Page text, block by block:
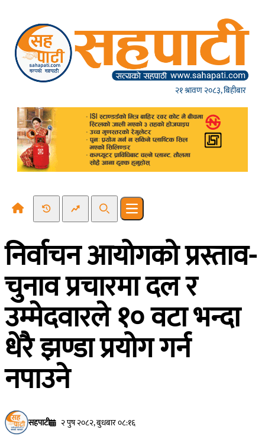
२१ श्रावण २०८३, बिहीबार
Recent NewsTrending News
SearchOpen main menu
निर्वाचन आयोगको प्रस्ताव-
चुनाव प्रचारमा दल र
उम्मेदवारले १० वटा भन्दा
धेरै झण्डा प्रयोग गर्न
नपाउने
सहपाटी २ पुष २०८२, बुधबार ०८:१६